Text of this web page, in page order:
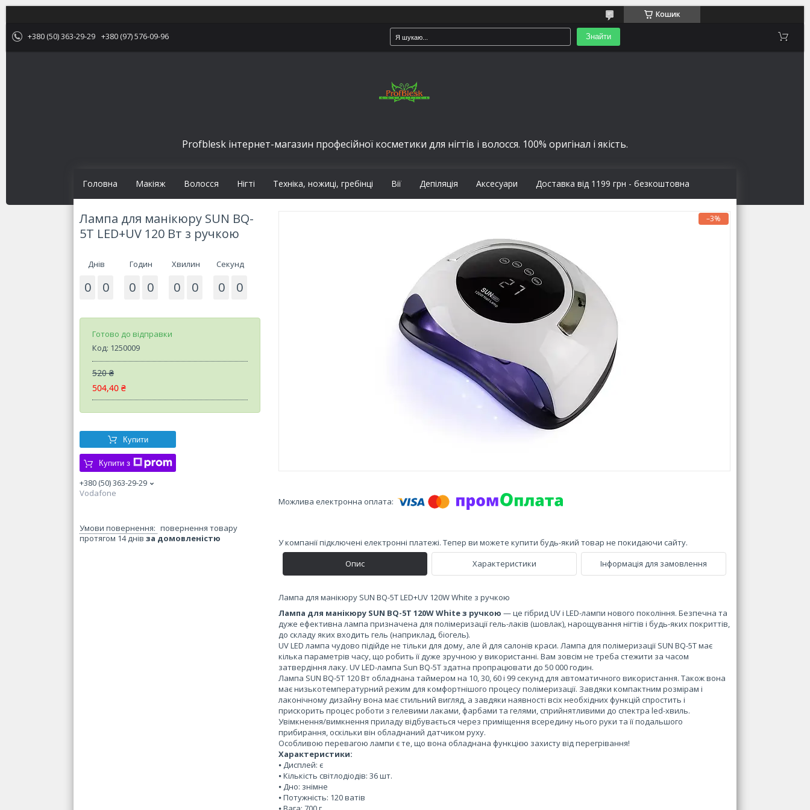
Кошик
+380 (50) 363-29-29 +380 (97) 576-09-96 Знайти
Profblesk інтернет-магазин професійної косметики для нігтів і волосся. 100% оригінал і якість.
Головна Макіяж Волосся Нігті Техніка, ножиці, гребінці Вії Депіляція Аксесуари Доставка від 1199 грн - безкоштовна
Лампа для манікюру SUN BQ-
5T LED+UV 120 Вт з ручкою
Днів
0 0
Годин
0 0
Хвилин
0 0
Секунд
0 0
Готово до відправки
Код: 1250009
520 ₴
504,40 ₴
Купити
Купити з
+380 (50) 363-29-29
Vodafone
повернення товару
протягом 14 днів за домовленістю
–3%
У компанії підключені електронні платежі. Тепер ви можете купити будь-який товар не покидаючи сайту.
Опис
Характеристики Інформація для замовлення
Лампа для манікюру SUN BQ-5T LED+UV 120W White з ручкою
Лампа для манікюру SUN BQ-5T 120W White з ручкою — це гібрид UV і LED-лампи нового покоління. Безпечна та
дуже ефективна лампа призначена для полімеризації гель-лаків (шовлак), нарощування нігтів і будь-яких покриттів,
до складу яких входить гель (наприклад, біогель).
UV LED лампа чудово підійде не тільки для дому, але й для салонів краси. Лампа для полімеризації SUN BQ-5T має
кілька параметрів часу, що робить її дуже зручною у використанні. Вам зовсім не треба стежити за часом
затвердіння лаку. UV LED-лампа Sun BQ-5T здатна пропрацювати до 50 000 годин.
Лампа SUN BQ-5T 120 Вт обладнана таймером на 10, 30, 60 і 99 секунд для автоматичного використання. Також вона
має низькотемпературний режим для комфортнішого процесу полімеризації. Завдяки компактним розмірам і
лаконічному дизайну вона має стильний вигляд, а завдяки наявності всіх необхідних функцій спростить і
прискорить процес роботи з гелевими лаками, фарбами та гелями, сприйнятливими до спектра led-хвиль.
Увімкнення/вимкнення приладу відбувається через приміщення всередину нього руки та її подальшого
прибирання, оскільки він обладнаний датчиком руху.
Особливою перевагою лампи є те, що вона обладнана функцією захисту від перегрівання!
Характеристики:
⦁ Дисплей: є
⦁ Кількість світлодіодів: 36 шт.
⦁ Дно: знімне
⦁ Потужність: 120 ватів